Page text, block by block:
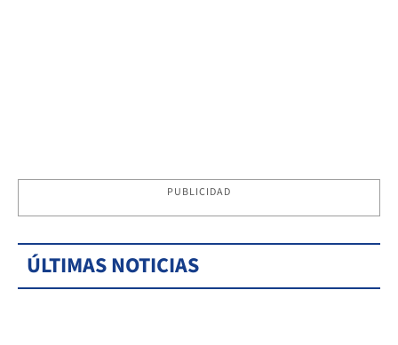
PUBLICIDAD
ÚLTIMAS NOTICIAS